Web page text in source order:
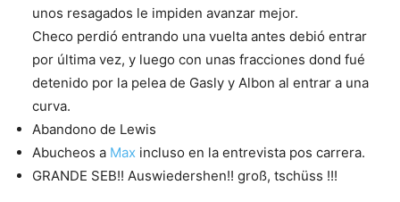
unos resagados le impiden avanzar mejor.
Checo perdió entrando una vuelta antes debió entrar
por última vez, y luego con unas fracciones dond fué
detenido por la pelea de Gasly y Albon al entrar a una
curva.
Abandono de Lewis
Abucheos a Max incluso en la entrevista pos carrera.
GRANDE SEB!! Auswiedershen!! groß, tschüss !!!